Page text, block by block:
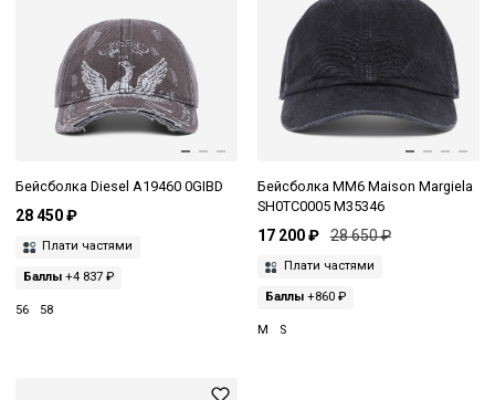
Бейсболка Diesel A19460 0GIBD
28 450 ₽
Плати частями
Баллы +4 837 ₽
56 58
Бейсболка MM6 Maison Margiela
SH0TC0005 M35346
17 200 ₽ 28 650 ₽
Плати частями
Баллы+860 ₽
M S